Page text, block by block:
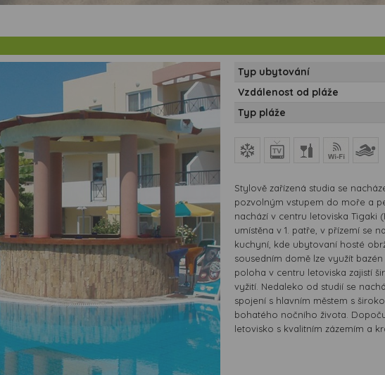
Typ ubytování
Vzdálenost od pláže
Typ pláže
Stylově zařízená studia se
pozvolným vstupem do moře a
nachází v centru letoviska Tigaki
umístěna v 1. patře, v přízemí se
kuchyní, kde ubytovaní hosté
sousedním domě lze využít
poloha v centru letoviska zajistí
vyžití. Nedaleko od studií se
spojení s hlavním městem s
bohatého nočního života.
letovisko s kvalitním zázemím a